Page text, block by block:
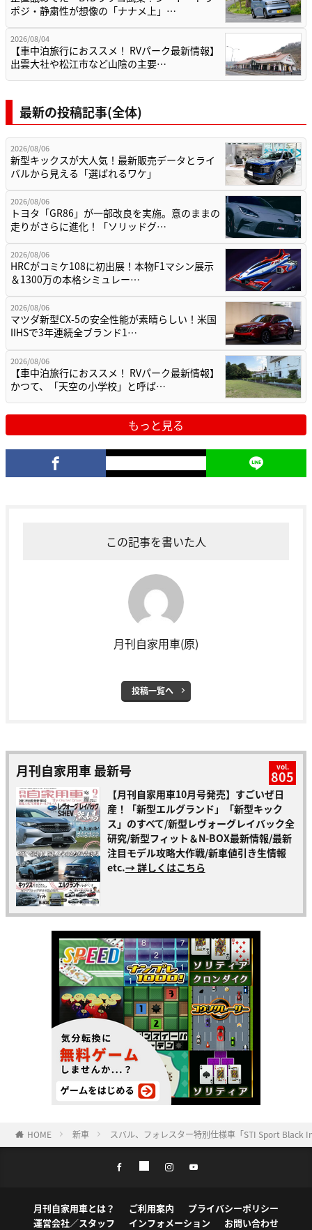
ポジ・静粛性が想像の「ナナメ上」…
2026/08/04
【車中泊旅行におススメ！ RVパーク最新情報】
出雲大社や松江市など山陰の主要…
最新の投稿記事(全体)
2026/08/06
新型キックスが大人気！最新販売データとライ
バルから見える「選ばれるワケ」
2026/08/06
トヨタ「GR86」が一部改良を実施。意のままの
走りがさらに進化！「ソリッドグ…
2026/08/06
HRCがコミケ108に初出展！本物F1マシン展示
＆1300万の本格シミュレー…
2026/08/06
マツダ新型CX-5の安全性能が素晴らしい！米国
IIHSで3年連続全ブランド1…
2026/08/06
【車中泊旅行におススメ！ RVパーク最新情報】
かつて、「天空の小学校」と呼ば…
もっと見る
この記事を書いた人
月刊自家用車(原)
投稿一覧へ
月刊自家用車 最新号 vol.
805
【月刊自家用車10月号発売】すごいぜ日
産！「新型エルグランド」「新型キック
ス」のすべて/新型レヴォーグレイバック全
研究/新型フィット＆N-BOX最新情報/最新
注目モデル攻略大作戦/新車値引き生情報
etc.→ 詳しくはこちら
HOME 新車 スバル、フォレスター特別仕様車「STI Sport Black
月刊自家用車とは？ ご利用案内
プライバシーポリシー
運営会社／スタッフ
インフォメーション お問い合わせ